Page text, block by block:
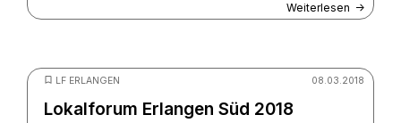
Weiterlesen
LF ERLANGEN 08.03.2018
Lokalforum Erlangen Süd 2018